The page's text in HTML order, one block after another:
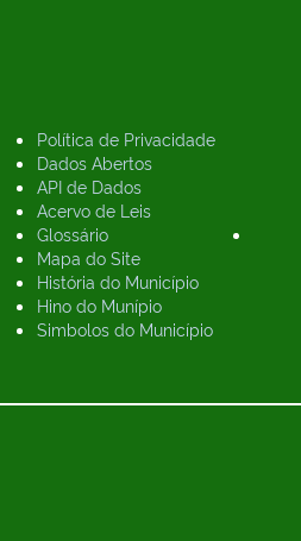
Política de Privacidade
Dados Abertos
API de Dados
Acervo de Leis
Glossário
Mapa do Site
História do Município
Hino do Munípio
Simbolos do Município